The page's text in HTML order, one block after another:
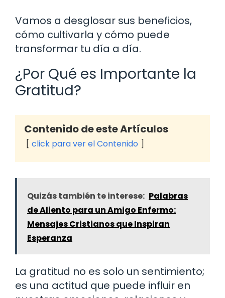
Vamos a desglosar sus beneficios,
cómo cultivarla y cómo puede
transformar tu día a día.
¿Por Qué es Importante la
Gratitud?
Contenido de este Artículos
click para ver el Contenido
Quizás también te interese: Palabras
de Aliento para un Amigo Enfermo:
Mensajes Cristianos que Inspiran
Esperanza
La gratitud no es solo un sentimiento;
es una actitud que puede influir en